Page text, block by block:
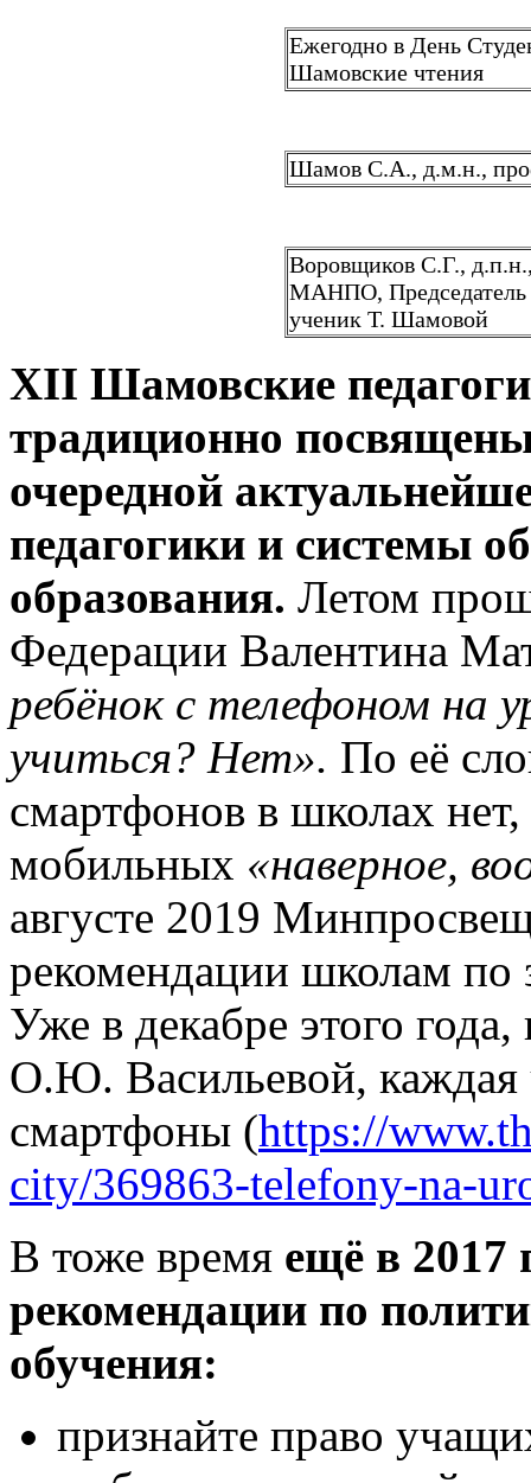
Ежегодно в День
Шамовские чтения
Шамов С.А., д.м.н.,
Воровщиков С.Г.,
МАНПО, Председатель
ученик Т. Шамовой
XII Шамовские
традиционно
очередной
педагогики и системы
образования. Летом
Федерации Валентина
ребёнок с телефоном на
учиться? Нет». По её
смартфонов в школах
мобильных «наверное,
августе 2019
рекомендации школам по
Уже в декабре этого
О.Ю. Васильевой, каждая
смартфоны (https://
city/369863-telefony-na-
В тоже время ещё в
рекомендации по
обучения:
признайте право